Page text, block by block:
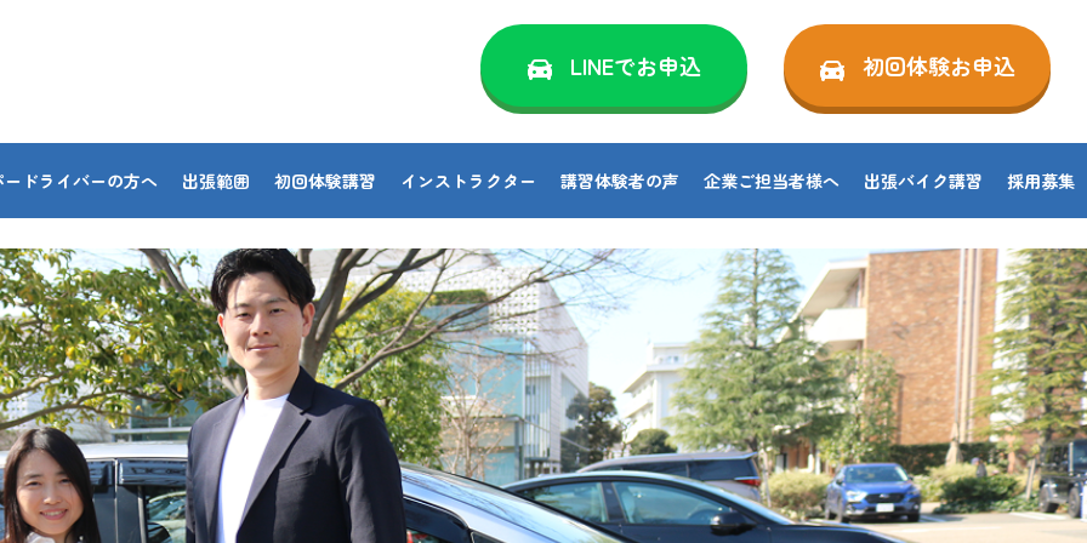
LINEでお申込 初回体験お申込
ドライバーの方へ 出張範囲 初回体験講習 インストラクター 講習体験者の声 企業ご担当者様へ 出張バイク講習 採用募集